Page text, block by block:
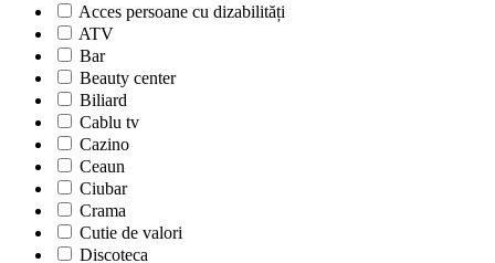
Acces persoane cu dizabilități
ATV
Bar
Beauty center
Biliard
Cablu tv
Cazino
Ceaun
Ciubar
Crama
Cutie de valori
Discoteca